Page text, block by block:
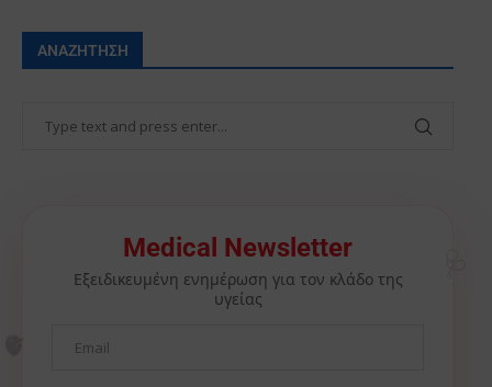
ΑΝΑΖΉΤΗΣΗ
Medical Newsletter
Εξειδικευμένη ενημέρωση για τον κλάδο της
υγείας